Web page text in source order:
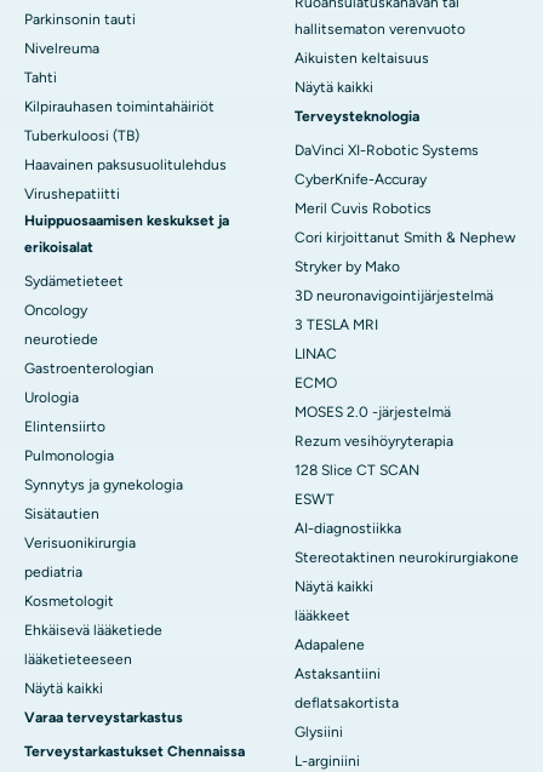
Parkinsonin tauti
Nivelreuma
Tahti
Kilpirauhasen toimintahäiriöt
Tuberkuloosi (TB)
Haavainen paksusuolitulehdus
Virushepatiitti
Huippuosaamisen keskukset ja
erikoisalat
Sydämetieteet
Oncology
neurotiede
Gastroenterologian
Urologia
Elintensiirto
Pulmonologia
Synnytys ja gynekologia
Sisätautien
Verisuonikirurgia
pediatria
Kosmetologit
Ehkäisevä lääketiede
lääketieteeseen
Näytä kaikki
Varaa terveystarkastus
Terveystarkastukset Chennaissa
hallitsematon verenvuoto
Aikuisten keltaisuus
Näytä kaikki
Terveysteknologia
DaVinci XI-Robotic Systems
CyberKnife-Accuray
Meril Cuvis Robotics
Cori kirjoittanut Smith & Nephew
Stryker by Mako
3D neuronavigointijärjestelmä
3 TESLA MRI
LINAC
ECMO
MOSES 2.0 -järjestelmä
Rezum vesihöyryterapia
128 Slice CT SCAN
ESWT
AI-diagnostiikka
Stereotaktinen neurokirurgiakone
Näytä kaikki
lääkkeet
Adapalene
Astaksantiini
deflatsakortista
Glysiini
L-arginiini